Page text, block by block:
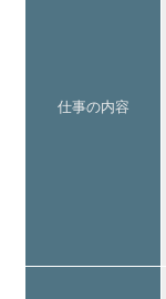
仕事の内容